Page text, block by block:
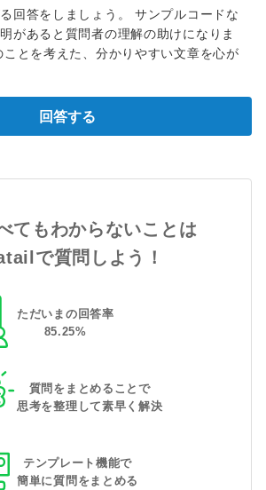
回答をしましょう。 サンプルコードな
があると質問者の理解の助けになりま
とを考えた、分かりやすい文章を心が
回答する
てもわからないことは
で質問しよう！
ただいまの回答率
85.25%
質問をまとめることで
思考を整理して素早く解決
テンプレート機能で
簡単に質問をまとめる